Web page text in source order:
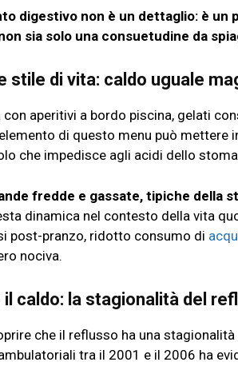
digestivo non è un dettaglio: è
sia solo una consuetudine da
stile di vita: caldo uguale
aperitivi a bordo piscina, gelati
di questo menu può
che impedisce agli acidi dello
fredde e gassate, tipiche della
dinamica nel contesto della vita
post-pranzo, ridotto consumo di
nociva.
il caldo: la stagionalità del
che il reflusso ha una
tra il 2001 e il 2006 ha